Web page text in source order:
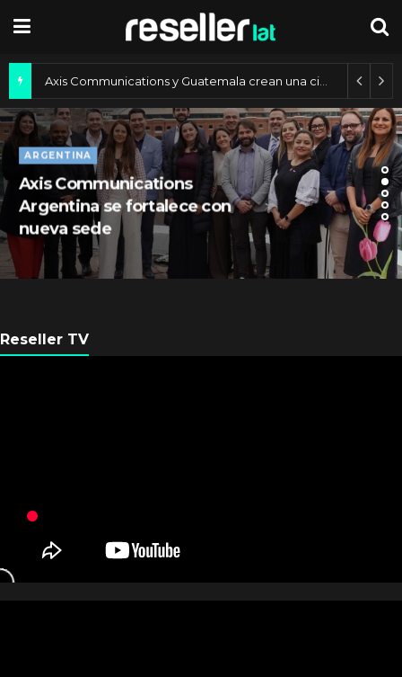
ARGENTINA
Axis Communications
Argentina se fortalece con
nueva sede
Reseller TV